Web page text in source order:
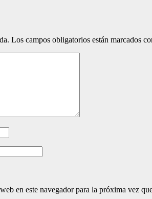
Los campos obligatorios están marcados
en este navegador para la próxima vez